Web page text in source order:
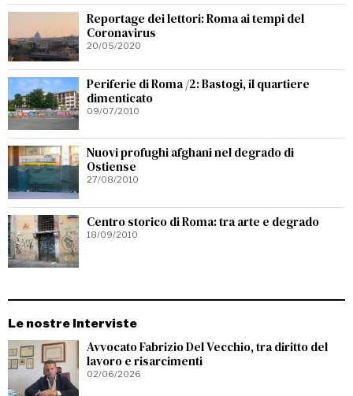
Reportage dei lettori: Roma ai tempi del
Coronavirus
20/05/2020
Periferie di Roma /2: Bastogi, il quartiere
dimenticato
09/07/2010
Nuovi profughi afghani nel degrado di
Ostiense
27/08/2010
Centro storico di Roma: tra arte e degrado
18/09/2010
Le nostre Interviste
Avvocato Fabrizio Del Vecchio, tra diritto del
lavoro e risarcimenti
02/06/2026